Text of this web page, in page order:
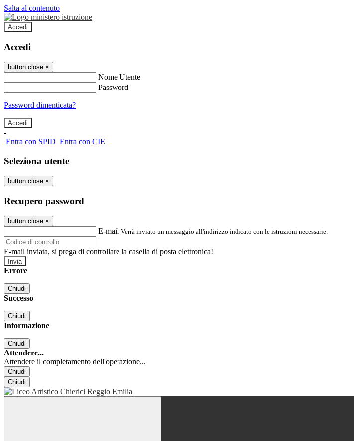
Salta al contenuto
Accedi
Accedi
button close ×
Nome Utente
Password
Password dimenticata?
-
Entra con SPID Entra con CIE
Seleziona utente
button close ×
Recupero password
button close ×
E-mail Verrà inviato un messaggio all'indirizzo indicato con le istruzioni necessarie.
E-mail inviata, si prega di controllare la casella di posta elettronica!
Errore
Chiudi
Successo
Chiudi
Informazione
Chiudi
Attendere...
Attendere il completamento dell'operazione...
Chiudi
Chiudi